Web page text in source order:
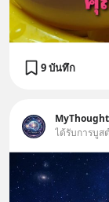
9 บันทึก
ได้รับการบูส